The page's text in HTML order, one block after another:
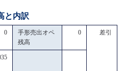
と内訳
0
手形売出オペ
残高
0 差引